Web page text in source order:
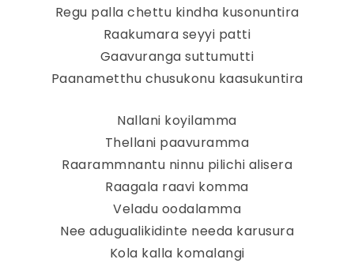
Regu palla chettu kindha kusonuntira
Raakumara seyyi patti
Gaavuranga suttumutti
Paanametthu chusukonu kaasukuntira
Nallani koyilamma
Thellani paavuramma
Raarammnantu ninnu pilichi alisera
Raagala raavi komma
Veladu oodalamma
Nee adugualikidinte needa karusura
Kola kalla komalangi